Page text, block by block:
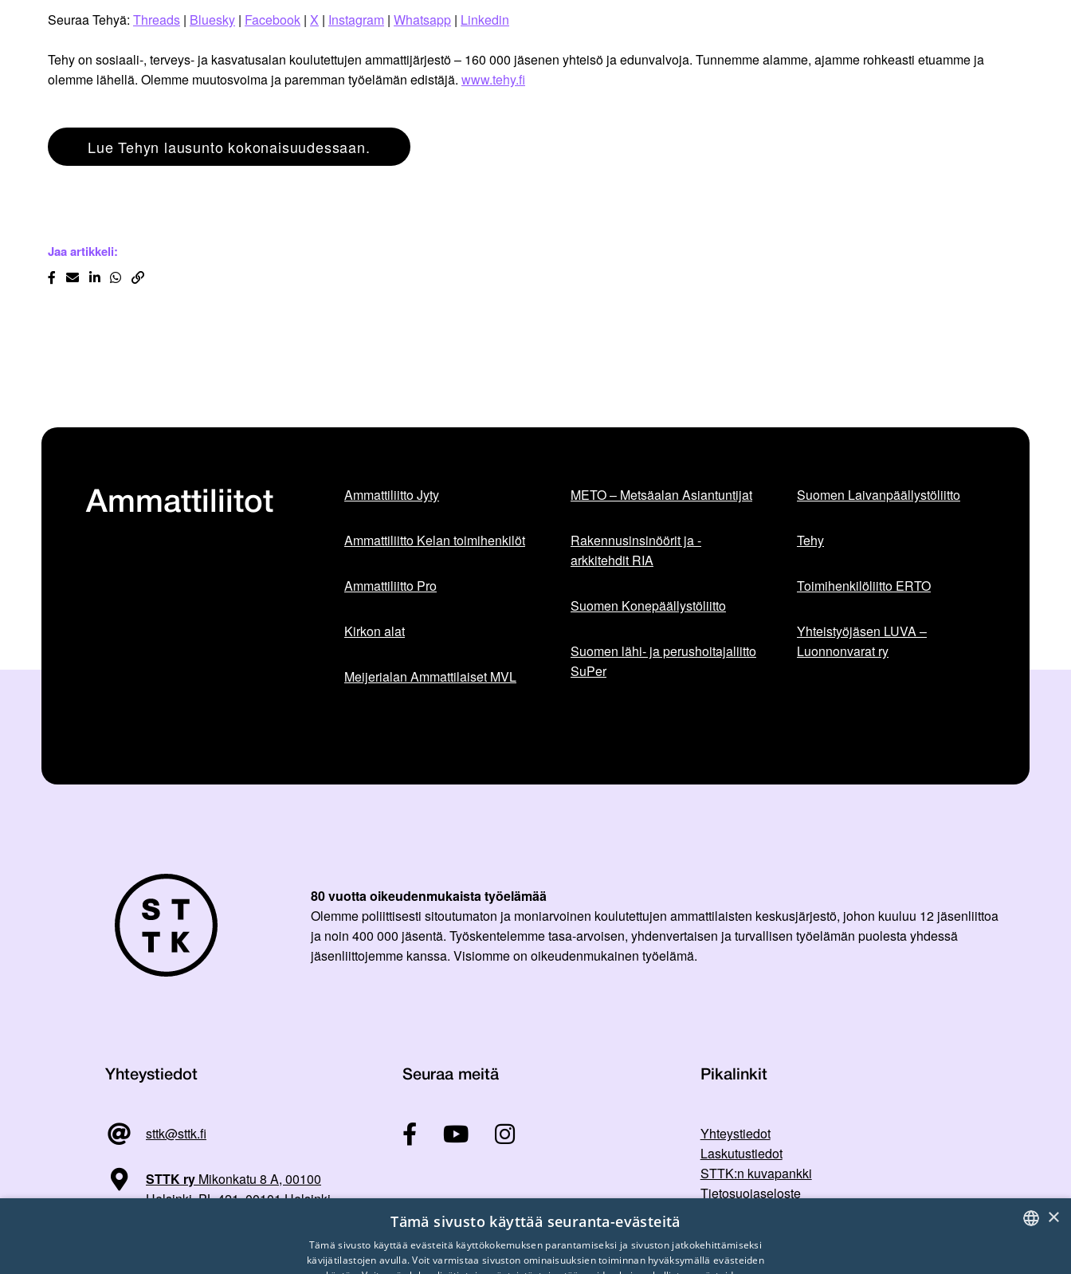
Seuraa Tehyä: Threads | Bluesky | Facebook | X | Instagram | Whatsapp | Linkedin
Tehy on sosiaali-, terveys- ja kasvatusalan koulutettujen ammattijärjestö – 160 000 jäsenen yhteisö ja edunvalvoja. Tunnemme alamme, ajamme rohkeasti etuamme ja
olemme lähellä. Olemme muutosvoima ja paremman työelämän edistäjä. www.tehy.fi
Lue Tehyn lausunto kokonaisuudessaan.
Jaa artikkeli:
Ammattiliitot Ammattiliitto Jyty
Ammattiliitto Kelan toimihenkilöt
Ammattiliitto Pro
Kirkon alat
Meijerialan Ammattilaiset MVL
METO – Metsäalan Asiantuntijat
Rakennusinsinöörit ja -
arkkitehdit RIA
Suomen Konepäällystöliitto
Suomen lähi- ja perushoitajaliitto
SuPer
Suomen Laivanpäällystöliitto
Tehy
Toimihenkilöliitto ERTO
Yhteistyöjäsen LUVA –
Luonnonvarat ry
80 vuotta oikeudenmukaista työelämää
Olemme poliittisesti sitoutumaton ja moniarvoinen koulutettujen ammattilaisten keskusjärjestö, johon kuuluu 12 jäsenliittoa
ja noin 400 000 jäsentä. Työskentelemme tasa-arvoisen, yhdenvertaisen ja turvallisen työelämän puolesta yhdessä
jäsenliittojemme kanssa. Visiomme on oikeudenmukainen työelämä.
Yhteystiedot
sttk@sttk.fi
STTK ry Mikonkatu 8 A, 00100
Helsinki, PL 421, 00101 Helsinki
Seuraa meitä Pikalinkit
Yhteystiedot
Laskutustiedot
STTK:n kuvapankki
Tietosuojaseloste
×
Tämä sivusto käyttää seuranta-evästeitä
Tämä sivusto käyttää evästeitä käyttökokemuksen parantamiseksi ja sivuston jatkokehittämiseksi
kävijätilastojen avulla. Voit varmistaa sivuston ominaisuuksien toiminnan hyväksymällä evästeiden